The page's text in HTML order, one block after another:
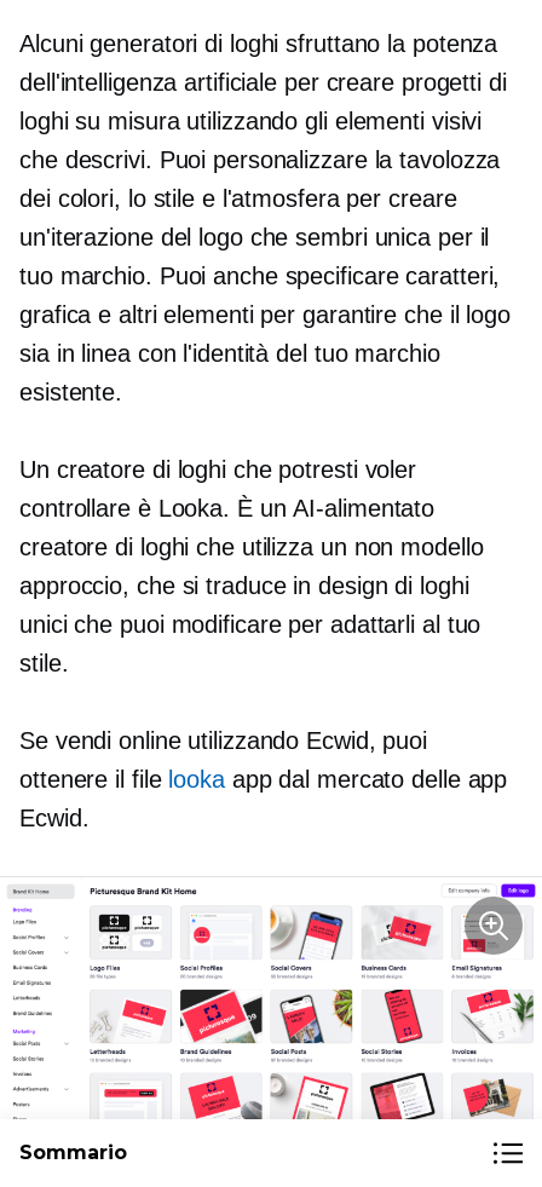
Alcuni generatori di loghi sfruttano la potenza
dell'intelligenza artificiale per creare progetti di
loghi su misura utilizzando gli elementi visivi
che descrivi. Puoi personalizzare la tavolozza
dei colori, lo stile e l'atmosfera per creare
un'iterazione del logo che sembri unica per il
tuo marchio. Puoi anche specificare caratteri,
grafica e altri elementi per garantire che il logo
sia in linea con l'identità del tuo marchio
esistente.
Un creatore di loghi che potresti voler
controllare è Looka. È unAI-alimentato
creatore di loghi che utilizza un non modello
approccio, che si traduce in design di loghi
unici che puoi modificare per adattarli al tuo
stile.
Se vendi online utilizzando Ecwid, puoi
ottenere il file lookaapp dal mercato delle app
Ecwid.
Sommario